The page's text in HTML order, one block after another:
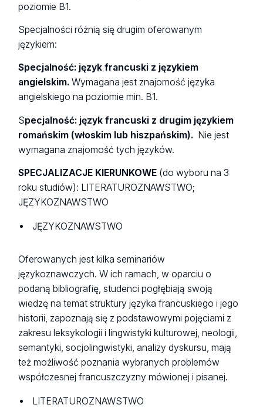
poziomie B1.
Specjalności różnią się drugim oferowanym
językiem:
Specjalność: język francuski z językiem
angielskim. Wymagana jest znajomość języka
angielskiego na poziomie min. B1.
Specjalność: język francuski z drugim językiem
romańskim (włoskim lub hiszpańskim). Nie jest
wymagana znajomość tych języków.
SPECJALIZACJE KIERUNKOWE (do wyboru na 3
roku studiów): LITERATUROZNAWSTWO;
JĘZYKOZNAWSTWO
JĘZYKOZNAWSTWO
Oferowanych jest kilka seminariów
językoznawczych. W ich ramach, w oparciu o
podaną bibliografię, studenci pogłębiają swoją
wiedzę na temat struktury języka francuskiego i jego
historii, zapoznają się z podstawowymi pojęciami z
zakresu leksykologii i lingwistyki kulturowej, neologii,
semantyki, socjolingwistyki, analizy dyskursu, mają
też możliwość poznania wybranych problemów
współczesnej francuszczyzny mówionej i pisanej.
LITERATUROZNAWSTWO